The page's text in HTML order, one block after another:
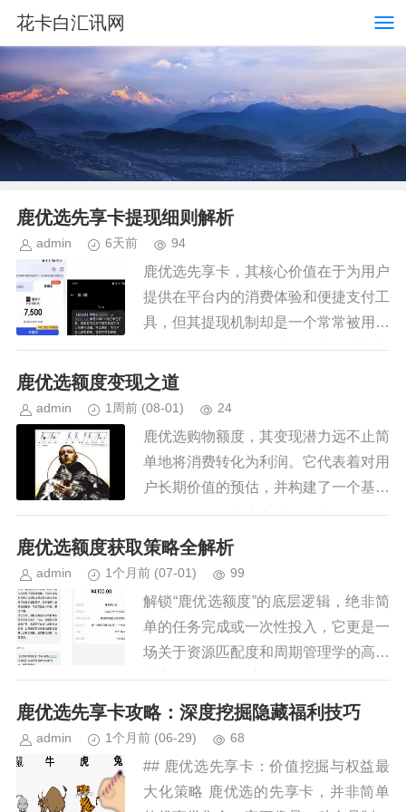
花卡白汇讯网
鹿优选先享卡提现细则解析
admin 6天前 94
鹿优选先享卡，其核心价值在于为用户
提供在平台内的消费体验和便捷支付工
具，但其提现机制却是一个常常被用户
忽视，且需要细致研究的环节。先享卡
最初的设计理念是鼓励用户在鹿优选生
鹿优选额度变现之道
admin 1周前 (08-01) 24
鹿优选购物额度，其变现潜力远不止简
单地将消费转化为利润。它代表着对用
户长期价值的预估，并构建了一个基于
信任和激励的生态系统。核心在于理解
“额度”不仅仅是现金流，更是一种用户
鹿优选额度获取策略全解析
admin 1个月前 (07-01) 99
解锁“鹿优选额度”的底层逻辑，绝非简
单的任务完成或一次性投入，它更是一
场关于资源匹配度和周期管理学的高级
博弈。你需要摒弃“如何花多少钱买到
它”的思维惯性，转而将其视为一种基
鹿优选先享卡攻略：深度挖掘隐藏福利技巧
admin 1个月前 (06-29) 68
## 鹿优选先享卡：价值挖掘与权益最
大化策略 鹿优选的先享卡，并非简单